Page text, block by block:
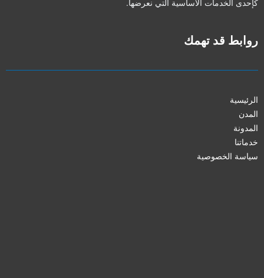
كإحدى الخدمات الأساسية التي نعرضها.
روابط قد تهمك
الرئيسية
المدن
المدونة
خدماتنا
سياسة الخصوصية